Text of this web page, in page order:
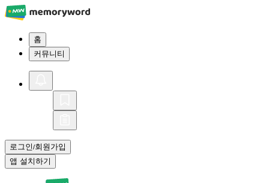
홈
커뮤니티
로그인/회원가입
앱 설치하기